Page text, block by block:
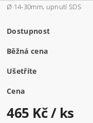
Ø 14-30mm, upnutí SDS
Dostupnost
Běžná cena
Ušetříte
Cena
465 Kč/ ks